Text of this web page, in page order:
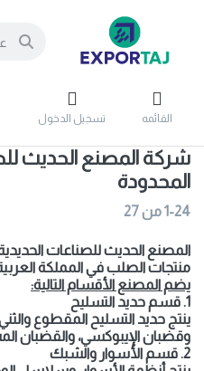
القائمه تسجيل الدخول
شركة المصنع الحديث
المحدودة
1-24من27
منتجات الصلب في المملكة
يضم المصنع الأقسام التالية:
1. قسم حديد التسليح
ينتج حديد التسليح المقطوع
وقضبان الإيبوكسي، والقضبان
2. قسم الأسوار والشبك